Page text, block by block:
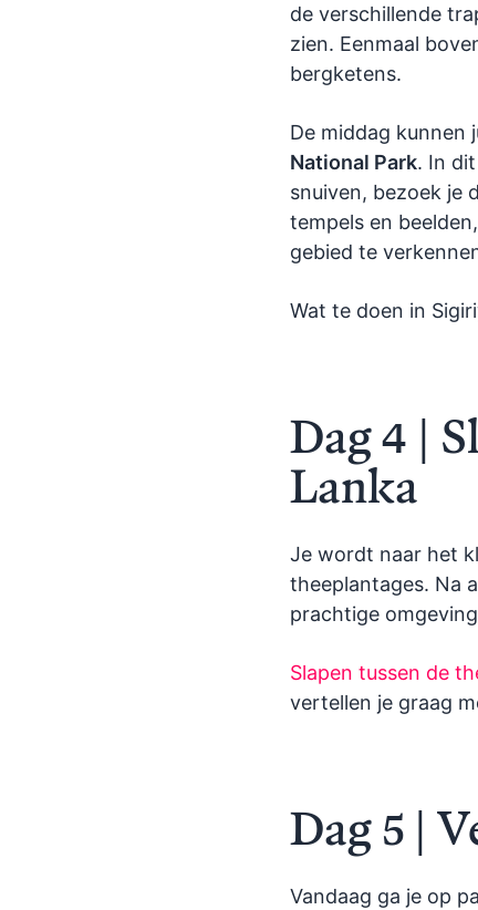
de verschillende
zien. Eenmaal
bergketens.
De middag kunnen
National Park. In
snuiven, bezoek je
tempels en
gebied te
Wat te doen in
Dag 4 |
Lanka
Je wordt naar het
theeplantages. Na
prachtige
Slapen tussen de
vertellen je graag
Dag 5 |
Vandaag ga je op